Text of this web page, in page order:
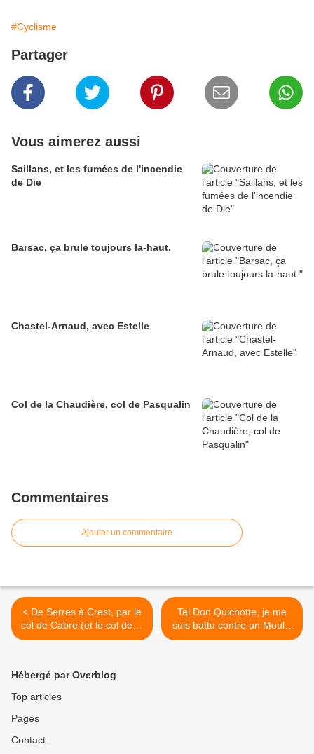
#Cyclisme
Partager
Vous aimerez aussi
Saillans, et les fumées de l'incendie
de Die
Barsac, ça brule toujours la-haut.
Chastel-Arnaud, avec Estelle
Col de la Chaudière, col de Pasqualin
Commentaires
Ajouter un commentaire
< De Serres à Crest, par le
col de Cabre (et le col de la
Haute Beaume)
Tel Don Quichotte, je me
suis battu contre un Moulin
à Vent (120 km) >
Hébergé par Overblog
Top articles
Pages
Contact